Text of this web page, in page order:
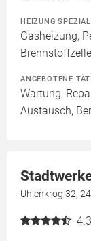
HEIZUNG
Gasheizung,
Brennstoffzelle
ANGEBOTENE
Wartung,
Austausch,
Uhlenkrog 32,
4.3